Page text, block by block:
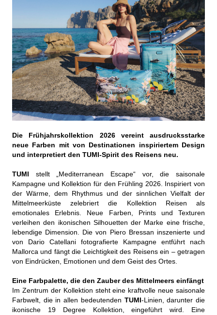
Die Frühjahrskollektion 2026 vereint ausdrucksstarke
neue Farben mit von Destinationen inspiriertem Design
und interpretiert den TUMI-Spirit des Reisens neu.
TUMI stellt „Mediterranean Escape“ vor, die saisonale
Kampagne und Kollektion für den Frühling 2026. Inspiriert von
der Wärme, dem Rhythmus und der sinnlichen Vielfalt der
Mittelmeerküste zelebriert die Kollektion Reisen als
emotionales Erlebnis. Neue Farben, Prints und Texturen
verleihen den ikonischen Silhouetten der Marke eine frische,
lebendige Dimension. Die von Piero Bressan inszenierte und
von Dario Catellani fotografierte Kampagne entführt nach
Mallorca und fängt die Leichtigkeit des Reisens ein – getragen
von Eindrücken, Emotionen und dem Geist des Ortes.
Eine Farbpalette, die den Zauber des Mittelmeers einfängt
Im Zentrum der Kollektion steht eine kraftvolle neue saisonale
Farbwelt, die in allen bedeutenden TUMI-Linien, darunter die
ikonische 19 Degree Kollektion, eingeführt wird. Eine